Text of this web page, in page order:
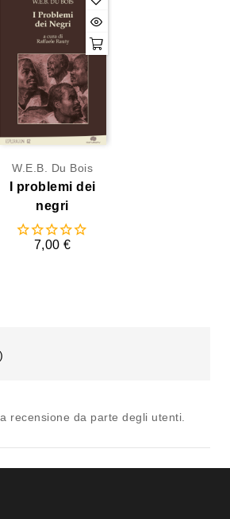
W.E.B. Du Bois
I problemi dei
negri
7,00 €
recensione da parte degli utenti.